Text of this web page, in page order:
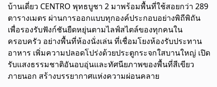
บ้านเดี่ยว CENTRO พุทธบูชา 2 มาพร้อมพื้นที่ใช้สอยกว่า 289
ตารางเมตร ผ่านการออกแบบทุกองค์ประกอบอย่างพิถีพิถัน
เพื่อรองรับฟังก์ชันยืดหยุ่นตามไลฟ์สไตล์ของทุกคนใน
ครอบครัว อย่างพื้นที่ห้องนั่งเล่น ที่เชื่อมโยงห้องรับประทาน
อาหาร เพิ่มความปลอดโปร่งด้วยประตูกระจกใสบานใหญ่ เปิด
รับแสงธรรมชาติอันอบอุ่นและทัศนียภาพของพื้นที่สีเขียว
ภายนอก สร้างบรรยากาศแห่งความผ่อนคลาย